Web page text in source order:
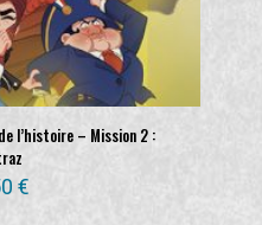
l’histoire – Mission 2 :
€